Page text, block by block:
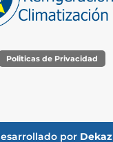
Politicas de Privacidad
por Dekaz